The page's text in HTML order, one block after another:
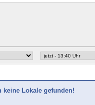
keine Lokale gefunden!